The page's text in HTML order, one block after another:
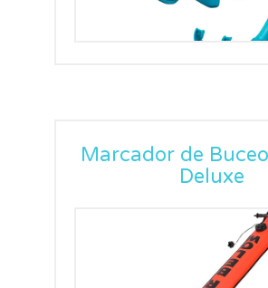
Marcador de
Deluxe